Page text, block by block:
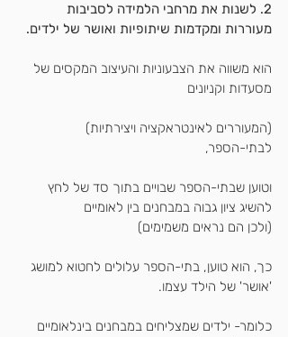
2. לשנות את מרחבי הלמידה לסביבות
מעוררות ומקדמות שיתופיות ואושר של ילדים.
הוא משווה את הצבעוניות והעיצוב המקסים של
מסעדות וקניונים
(המעוררים לאינטראקציה ויצירתיות)
לבתי-הספר,
וטוען שבתי-הספר שבויים בתוך סד של לחץ
להשיג ציון גבוה במבחנים בין לאומיים
(ולכן הם נראים משמימים)
כך, הוא טוען, בתי-הספר עלולים לחטוא למושג
'אושר' של הילד עצמו.
כלומר- ילדים שמצליחים במבחנים בינלאומיים